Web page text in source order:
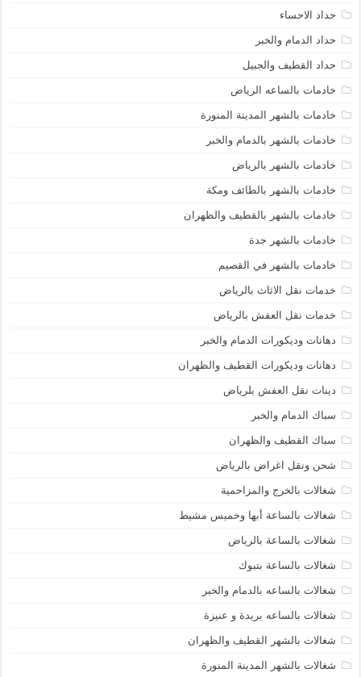
حداد الاحساء
حداد الدمام والخبر
حداد القطيف والجبيل
خادمات بالساعه الرياض
خادمات بالشهر المدينة المنورة
خادمات بالشهر بالدمام والخبر
خادمات بالشهر بالرياض
خادمات بالشهر بالطائف ومكة
خادمات بالشهر بالقطيف والظهران
خادمات بالشهر جدة
خادمات بالشهر في القصيم
خدمات نقل الاثاث بالرياض
خدمات نقل العفش بالرياض
دهانات وديكورات الدمام والخبر
دهانات وديكورات القطيف والظهران
دينات نقل العفش بلرياض
سباك الدمام والخبر
سباك القطيف والظهران
شحن ونقل اغراض بالرياض
شغالات بالخرج والمزاحمية
شغالات بالساعة أبها وخميس مشيط
شغالات بالساعة بالرياض
شغالات بالساعة بتبوك
شغالات بالساعه بالدمام والخبر
شغالات بالساعه بريدة و عنيزة
شغالات بالشهر القطيف والظهران
شغالات بالشهر المدينة المنورة